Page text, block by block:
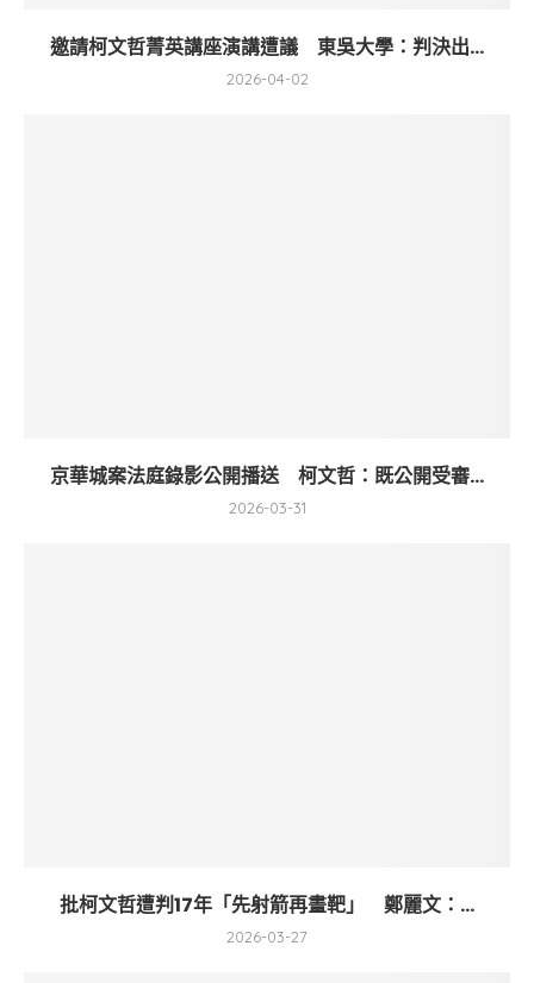
邀請柯文哲菁英講座演講遭議 東吳大學：判決出...
2026-04-02
京華城案法庭錄影公開播送 柯文哲：既公開受審...
2026-03-31
批柯文哲遭判17年「先射箭再畫靶」 鄭麗文：...
2026-03-27